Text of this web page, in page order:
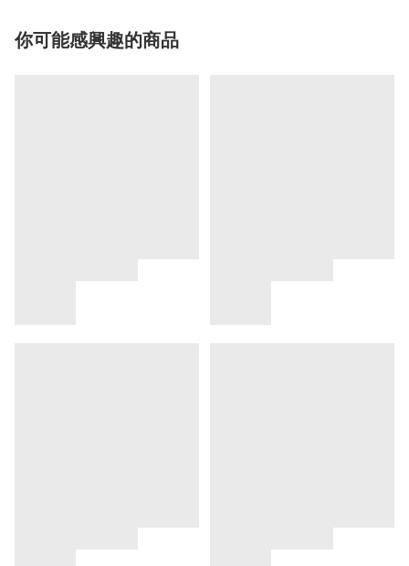
你可能感興趣的商品